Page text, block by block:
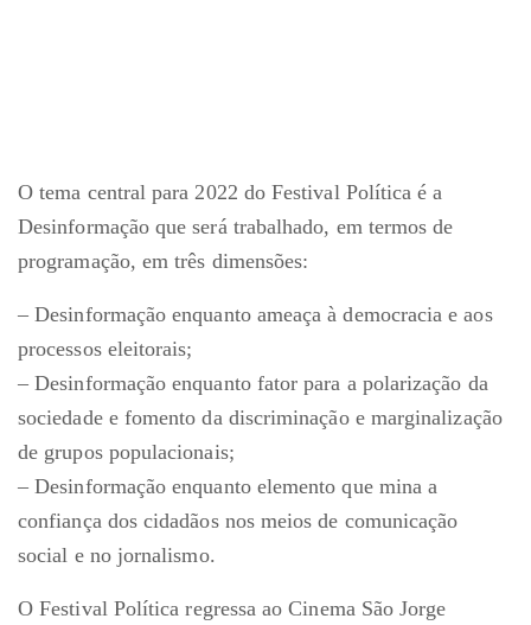
O tema central para 2022 do Festival Política é a
Desinformação que será trabalhado, em termos de
programação, em três dimensões:
– Desinformação enquanto ameaça à democracia e aos
processos eleitorais;
– Desinformação enquanto fator para a polarização da
sociedade e fomento da discriminação e marginalização
de grupos populacionais;
– Desinformação enquanto elemento que mina a
confiança dos cidadãos nos meios de comunicação
social e no jornalismo.
O Festival Política regressa ao Cinema São Jorge